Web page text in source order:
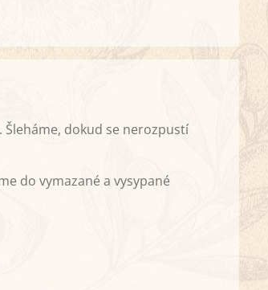
Šleháme, dokud se nerozpustí
do vymazané a vysypané